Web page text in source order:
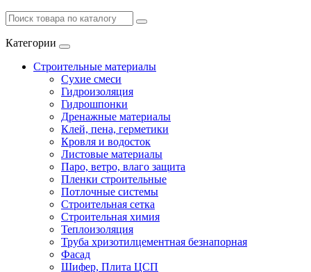
Категории
Строительные материалы
Сухие смеси
Гидроизоляция
Гидрошпонки
Дренажные материалы
Клей, пена, герметики
Кровля и водосток
Листовые материалы
Паро, ветро, влаго защита
Пленки строительные
Потлочные системы
Строительная сетка
Строительная химия
Теплоизоляция
Труба хризотилцементная безнапорная
Фасад
Шифер, Плита ЦСП